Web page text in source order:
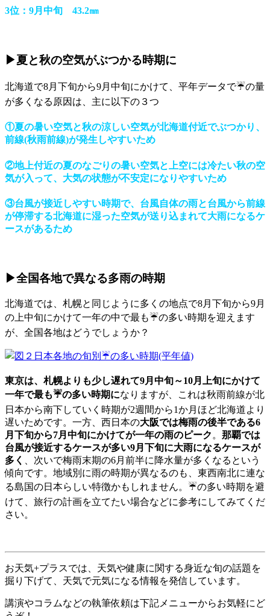
3位：9月中旬 43.2㎜
▶夏と秋の空気がぶつかる時期に
北海道で8月下旬から9月中旬にかけて、平年データで☔の量
が多くなる原因は、主に以下の３つ
①夏の暑い空気と秋の涼しい空気が北海道付近でぶつかり、
前線(秋雨前線)が発生しやすいため
②地上付近の夏のなごりの暑い空気と上空には冷たい秋の空
気が入って、大気の状態が不安定になりやすいため
③台風が接近しやすい時期で、台風自体の雨と台風から前線
が停滞する北海道に湿った空気が送り込まれて大雨になるケ
ースがあるため
▶全国各地で異なる多雨の時期
北海道では、札幌と同じように多くの地点で8月下旬から9月
の上中旬にかけて一年の中で最も☔の多い時期を迎えます
が、全国各地はどうでしょうか？
東京は、札幌よりも少し遅れて9月中旬～10月上旬にかけて
一年で最も☔の多い時期になりますが、これは秋雨前線が北
日本から南下していく時期が2週間から1か月ほど北海道より
遅いためです。一方、西日本の大阪では梅雨の後半である6
月下旬から7月中旬にかけてが一年の雨のピーク 。 那覇では
台風が接近するケースが多い9月下旬に大雨になるケースが
多く
、次いで梅雨末期の6月前半に降水量が多くなるという
傾向です。地域別に雨の時期が異なるのも、東西南北に連な
る島国の日本らしい特徴かもしれません。☔の多い時期を避
けて、旅行の計画を立てたい場合などに参考にしてみてくだ
さい。
お天気+プラスでは、天気や健康に関する身近な旬の話題を
掘り下げて、天気で元気になる情報を発信しています。
講演やコラムなどの執筆依頼は下記メニューからお気軽にど